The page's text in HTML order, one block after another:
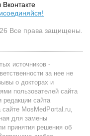
Все права защищены.
источников -
за нее не
о докторах и
пользователей сайта
сайта
MosMedPortal.ru,
для замены
принятия решения об